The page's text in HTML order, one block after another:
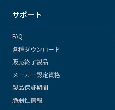
サポート
FAQ
各種ダウンロード
販売終了製品
メーカー認定資格
製品保証期間
脆弱性情報